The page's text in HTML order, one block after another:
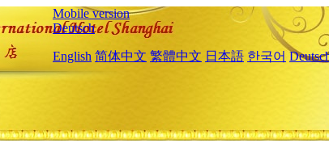
Mobile version
Deutsch
English 简体中文 繁體中文 日本語 한국어